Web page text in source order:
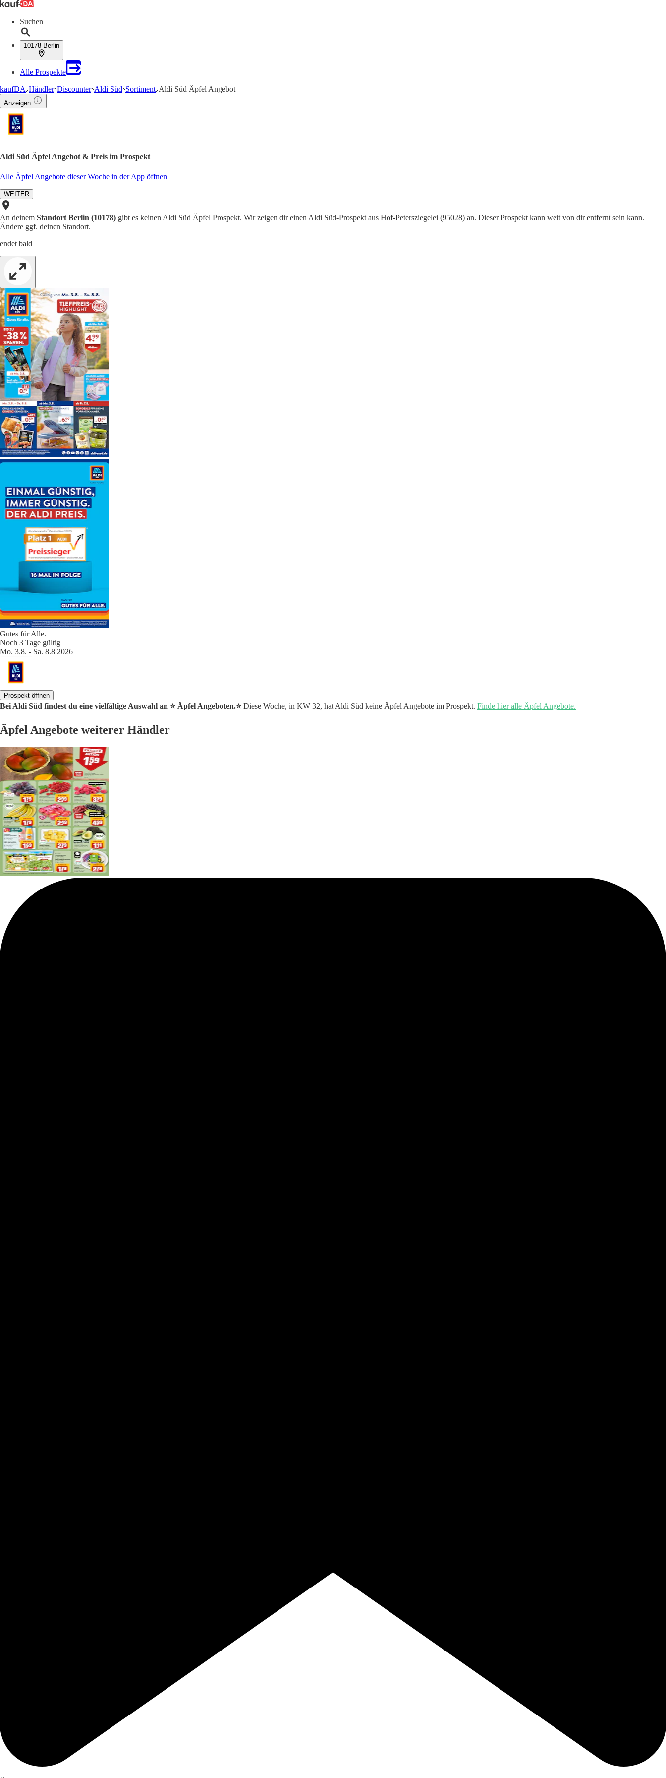
Suchen
10178 Berlin
Alle Prospekte
kaufDA Händler Discounter Aldi Süd Sortiment Aldi Süd Äpfel Angebot
Anzeigen
Aldi Süd Äpfel Angebot & Preis im Prospekt
Alle Äpfel Angebote dieser Woche in der App öffnen
WEITER
An deinem Standort Berlin (10178) gibt es keinen Aldi Süd Äpfel Prospekt. Wir zeigen dir einen Aldi Süd-Prospekt aus Hof-Petersziegelei (95028) an. Dieser Prospekt kann weit von dir entfernt sein kann.
Ändere ggf. deinen Standort.
endet bald
Gutes für Alle.
Noch 3 Tage gültig
Mo. 3.8. - Sa. 8.8.2026
Prospekt öffnen
Bei Aldi Süd findest du eine vielfältige Auswahl an ⭐️ Äpfel Angeboten.⭐️Diese Woche, in KW 32, hat Aldi Süd keine Äpfel Angebote im Prospekt. Finde hier alle Äpfel Angebote.
Äpfel Angebote weiterer Händler